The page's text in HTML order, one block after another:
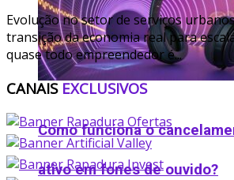
Como funciona o
ativo em fones de ouvido​?
Evolução no setor de serviços
transição da economia real para
quase todo empreendedor é...
CANAIS EXCLUSIVOS